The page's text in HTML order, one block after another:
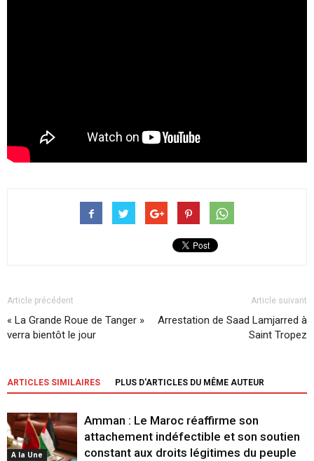
Article précédent
« La Grande Roue de Tanger »
verra bientôt le jour
Article suivant
Arrestation de Saad Lamjarred à
Saint Tropez
ARTICLES SIMILAIRES PLUS D'ARTICLES DU MÊME AUTEUR
A la Une
Amman : Le Maroc réaffirme son
attachement indéfectible et son soutien
constant aux droits légitimes du peuple